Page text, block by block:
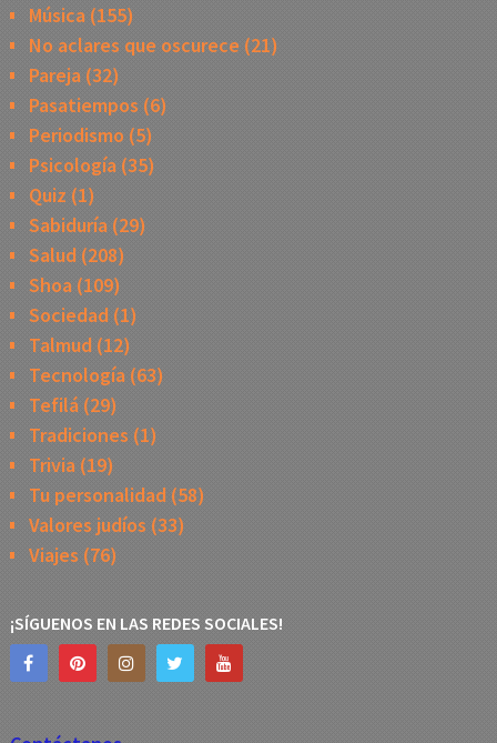
Música(155)
No aclares que oscurece (21)
Pareja(32)
Pasatiempos (6)
Periodismo (5)
Psicología(35)
Quiz (1)
Sabiduría(29)
Salud (208)
Shoa(109)
Sociedad(1)
Talmud (12)
Tecnología(63)
Tefilá(29)
Tradiciones (1)
Trivia(19)
Tu personalidad(58)
Valores judíos (33)
Viajes (76)
¡SÍGUENOS EN LAS REDES SOCIALES!